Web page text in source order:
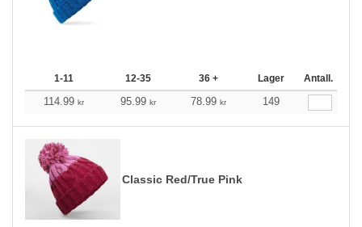
1-11 12-35 36 + Lager Antall.
114.99 kr 95.99 kr 78.99 kr 149
Classic Red/True Pink